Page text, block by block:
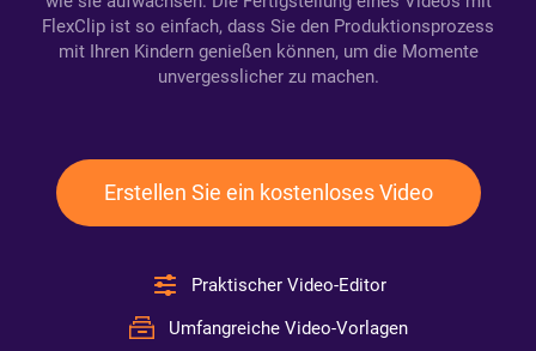
FlexClip ist so einfach, dass Sie den Produktionsprozess
mit Ihren Kindern genießen können, um die Momente
unvergesslicher zu machen.
Erstellen Sie ein kostenloses Video
Praktischer Video-Editor
Umfangreiche Video-Vorlagen